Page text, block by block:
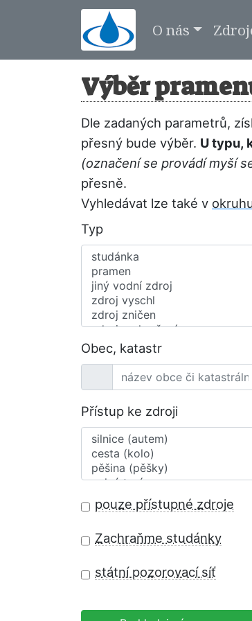
O nás
Výběr
Dle zadaných parametrů,
přesný bude výběr. U typu,
(označení se provádí myší
přesně.
Vyhledávat lze také v
Typ
Obec, katastr
Přístup ke zdroji
pouze přístupné zdroje
Zachraňme studánky
státní pozorovací síť